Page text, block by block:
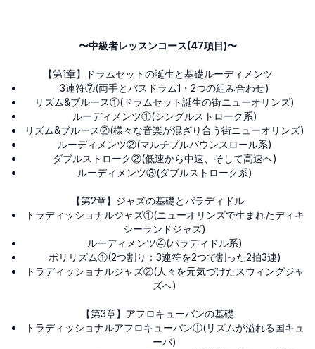
〜中級者レッスンコース(47項目)〜
【第1章】ドラムセットの誕生と基礎ルーディメンツ
3連符⑦(両手とバスドラム1・2つの組み合わせ)
リズム&ブルース①(ドラムセット誕生の街ニューオリンズ)
ルーディメンツ①(シングルストローク系)
リズム&ブルース②(様々な音楽が混ざり合う街ニューオリンズ)
ルーディメンツ②(マルチプルバウンスロール系)
ダブルストローク②(低速から中速、そして高速へ)
ルーディメンツ③(ダブルストローク系)
【第2章】ジャズの基礎とパラディドル
トラディッショナルジャズ①(ニューオリンズで生まれたディキ
シーランドジャズ)
ルーディメンツ④(パラディドル系)
ポリリズム①(2つ割り：3連符を2つで割った2拍3連)
トラディッショナルジャズ②(人々を元気づけたスウィングジャ
ズへ)
【第3章】アフロキューバンの基礎
トラディッショナルアフロキューバン①(リズムが溢れる国キュ
ーバ)